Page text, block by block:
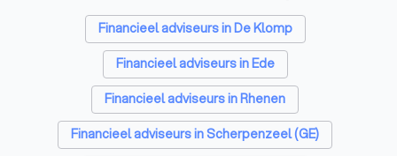
eerste stap richting een zorgeloze financiële toekomst.
Hypotheekadviseurs in Veenendaal
Personal trainers in Veenendaal
Diëtisten in Veenendaal
Financieel adviseurs in De Klomp
Financieel adviseurs in Ede
Financieel adviseurs in Rhenen
Financieel adviseurs in Scherpenzeel (GE)